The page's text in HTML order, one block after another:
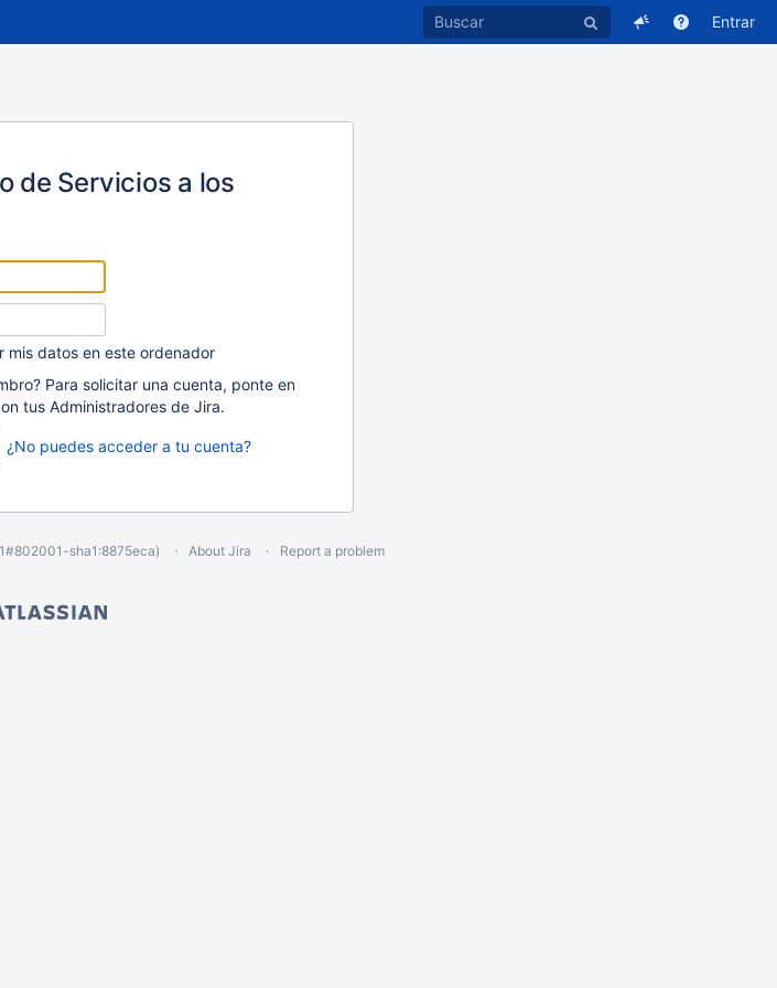
Entrar
de Servicios a los
mis datos en este ordenador
Para solicitar una cuenta, ponte en
tus Administradores de Jira.
¿No puedes acceder a tu cuenta?
sha1:8875eca) About Jira Report a problem